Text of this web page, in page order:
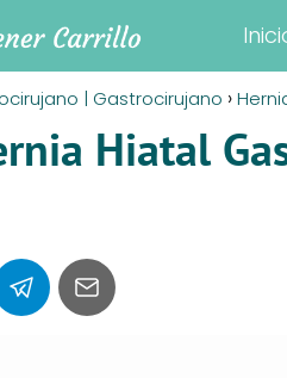
| Gastrocirujano
Hiatal